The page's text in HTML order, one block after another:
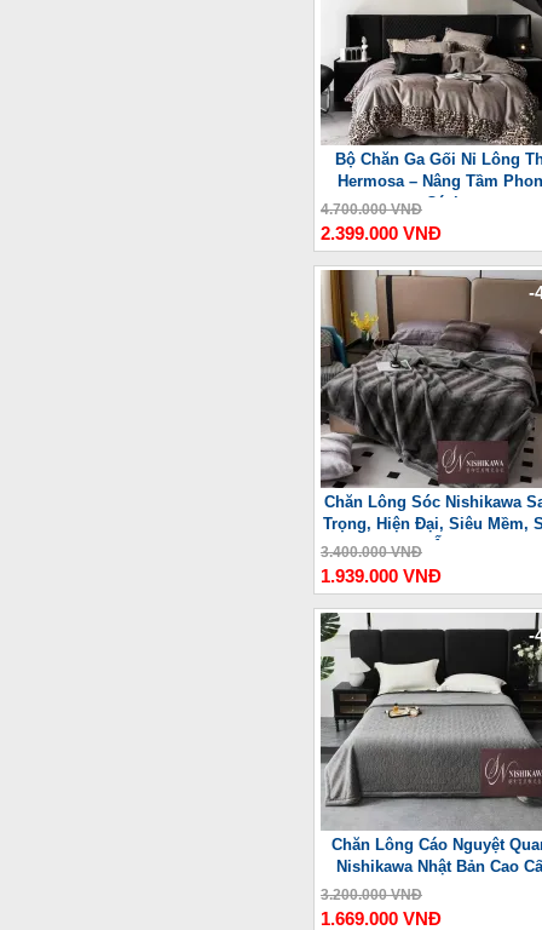
Bộ Chăn Ga Gối Nỉ Lông
Hermosa – Nâng Tầm
Cách
4.700.000 VNĐ
2.399.000 VNĐ
-
Chăn Lông Sóc Nishikawa
Trọng, Hiện Đại, Siêu Mềm,
Ấm
3.400.000 VNĐ
1.939.000 VNĐ
-
Chăn Lông Cáo Nguyệt
Nishikawa Nhật Bản Cao
3.200.000 VNĐ
1.669.000 VNĐ